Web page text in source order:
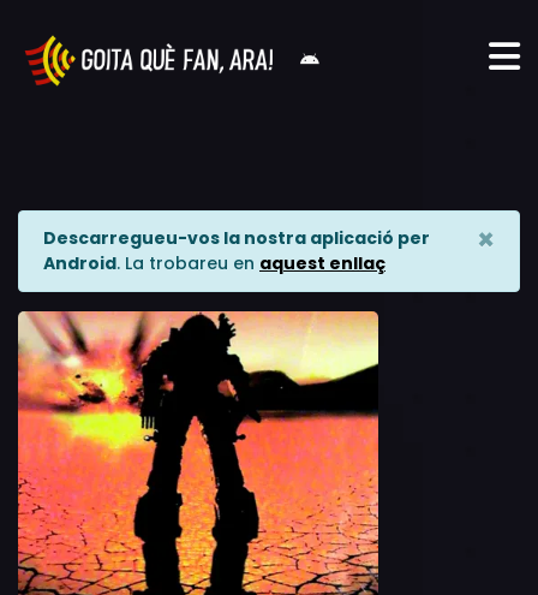
Descarregueu-vos la nostra aplicació per
Android. La trobareu en aquest enllaç
×